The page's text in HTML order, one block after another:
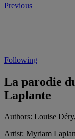
Previous
Following
La parodie
Laplante
Authors: Louise
Artist: Myriam